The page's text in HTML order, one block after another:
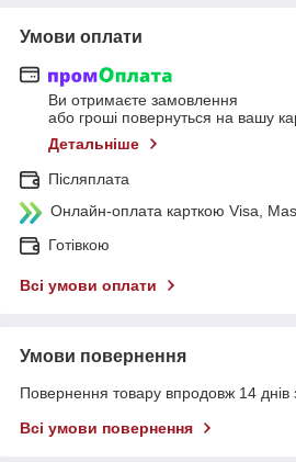
Умови оплати
Ви отримаєте замовлення
або гроші повернуться на вашу
Детальніше
Післяплата
Онлайн-оплата карткою Visa,
Готівкою
Всі умови оплати
Умови повернення
Повернення товару впродовж 14 днів
Всі умови повернення